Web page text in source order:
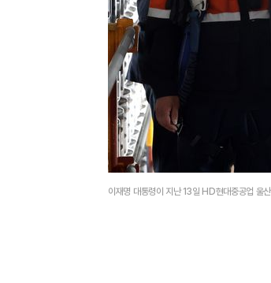
이재명 대통령이 지난 13일 HD현대중공업